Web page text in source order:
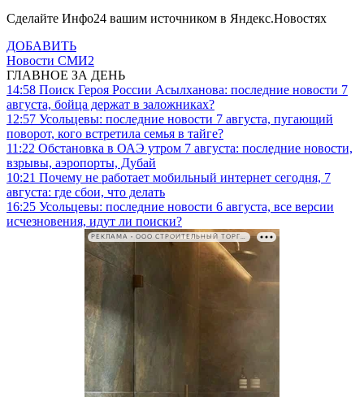
Сделайте Инфо24 вашим источником в Яндекс.Новостях
ДОБАВИТЬ
Новости СМИ2
ГЛАВНОЕ ЗА ДЕНЬ
14:58 Поиск Героя России Асылханова: последние новости 7
августа, бойца держат в заложниках?
12:57 Усольцевы: последние новости 7 августа, пугающий
поворот, кого встретила семья в тайге?
11:22 Обстановка в ОАЭ утром 7 августа: последние новости,
взрывы, аэропорты, Дубай
10:21 Почему не работает мобильный интернет сегодня, 7
августа: где сбои, что делать
16:25 Усольцевы: последние новости 6 августа, все версии
исчезновения, идут ли поиски?
РЕКЛАМА • ООО СТРОИТЕЛЬНЫЙ ТОРГОВЫЙ ДОМ «ПЕТРОВИЧ». ИНН: 7802348846